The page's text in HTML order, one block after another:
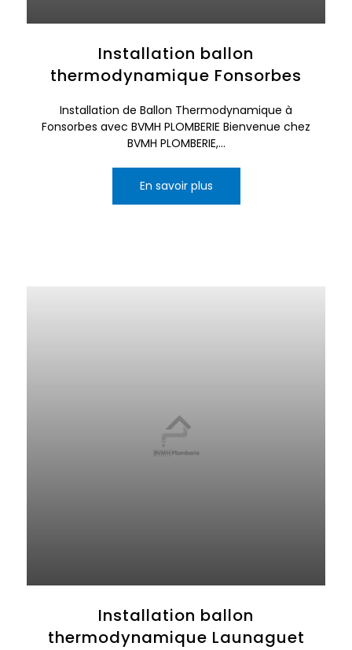
Installation ballon
thermodynamique Fonsorbes
Installation de Ballon Thermodynamique à
Fonsorbes avec BVMH PLOMBERIE Bienvenue chez
BVMH PLOMBERIE,...
En savoir plus
Installation ballon
thermodynamique Launaguet